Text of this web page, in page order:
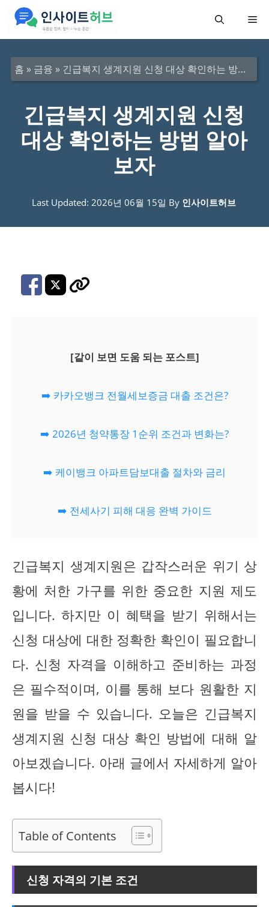
메
홈 » 금융 » 긴급복지 생계지원 신청 대상 확인하는 방법 알아보자
긴급복지 생계지원 신청
대상 확인하는 방법 알아
보자
Last Updated: 2026년 06월 15일 By 인사이트허브
[같이 보면 도움 되는 포스트]
➡️ 카카오뱅크 전월세보증금 대출 조건은?
➡️ 2026년 청약통장 1순위 조건과 변화는?
➡️ 케이뱅크 아파트담보대출 절차와 금리
➡️ 전세사기 피해 대응 완벽 가이드
긴급복지 생계지원은 갑작스러운 위기 상
황에 처한 가구를 위한 중요한 지원 제도
입니다. 하지만 이 혜택을 받기 위해서는
신청 대상에 대한 정확한 확인이 필요합니
다. 신청 자격을 이해하고 준비하는 과정
은 필수적이며, 이를 통해 보다 원활한 지
원을 받을 수 있습니다. 오늘은 긴급복지
생계지원 신청 대상 확인 방법에 대해 알
아보겠습니다. 아래 글에서 자세하게 알아
봅시다!
Table of Contents
신청 자격의 기본 조건